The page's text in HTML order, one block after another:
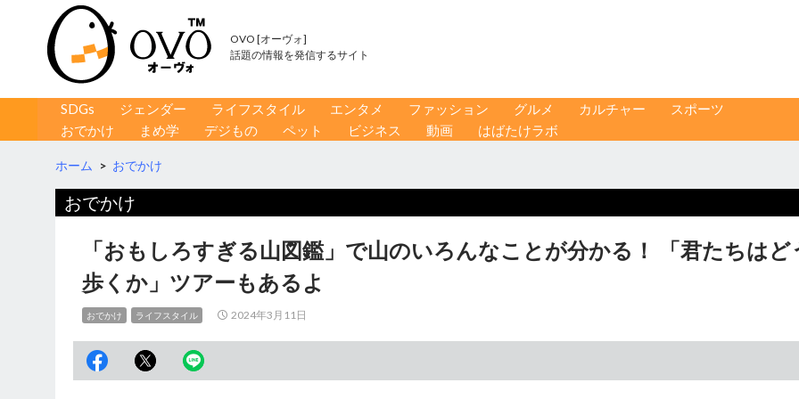
OVO [オーヴォ]
話題の情報を発信するサイト
コンテンツへ移動
SDGs ジェンダー ライフスタイル エンタメ ファッション グルメ カルチャー
スポーツ
おでかけ
まめ学 デジもの ペット ビジネス 動画 はばたけラボ
ホーム > おでかけ
おでかけ
「おもしろすぎる山図鑑」で山のいろんなことが分かる！ 「君たちはど
歩くか」ツアーもあるよ
おでかけ ライフスタイル 2024年3月11日